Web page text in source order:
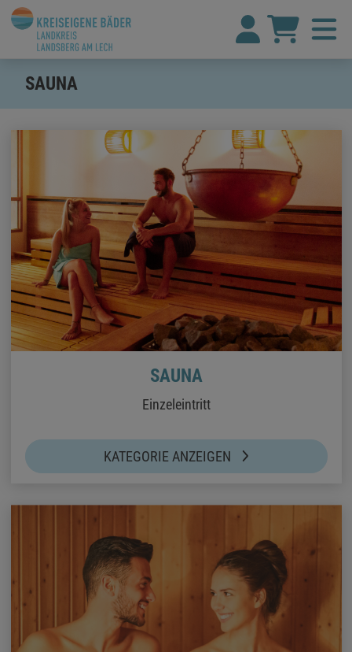
SAUNA
SAUNA
Einzeleintritt
KATEGORIE ANZEIGEN